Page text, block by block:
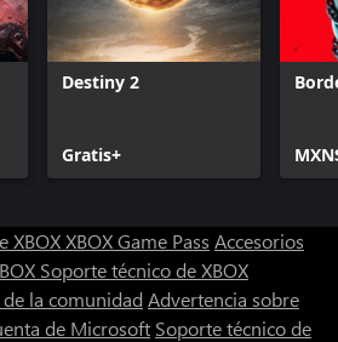
Destiny 2
Gratis+
XBOXXBOX Game Pass Accesorios
Soporte técnico de XBOX
de la comunidad Advertencia sobre
de Microsoft Soporte técnico de